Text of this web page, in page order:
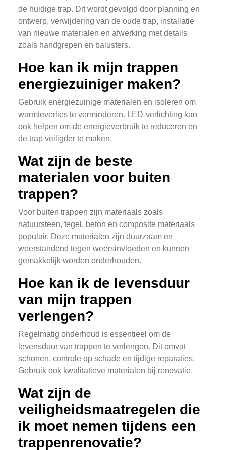
de huidige trap. Dit wordt gevolgd door planning en
ontwerp, verwijdering van de oude trap, installatie
van nieuwe materialen en afwerking met details
zoals handgrepen en balusters.
Hoe kan ik mijn trappen
energiezuiniger maken?
Gebruik energiezuinige materialen en isoleren om
warmteverlies te verminderen. LED-verlichting kan
ook helpen om de energieverbruik te reduceren en
de trap veiligder te maken.
Wat zijn de beste
materialen voor buiten
trappen?
Voor buiten trappen zijn materiaals zoals
natuursteen, tegel, beton en composite materiaals
populair. Deze materialen zijn duurzaam en
weerstandend tegen weersinvloeden en kunnen
gemakkelijk worden onderhouden.
Hoe kan ik de levensduur
van mijn trappen
verlengen?
Regelmatig onderhoud is essentieel om de
levensduur van trappen te verlengen. Dit omvat
schonen, controle op schade en tijdige reparaties.
Gebruik ook kwalitatieve materialen bij renovatie.
Wat zijn de
veiligheidsmaatregelen die
ik moet nemen tijdens een
trappenrenovatie?